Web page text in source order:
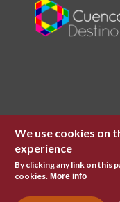
We use cookies on
experience
By clicking any link on this
cookies. More info